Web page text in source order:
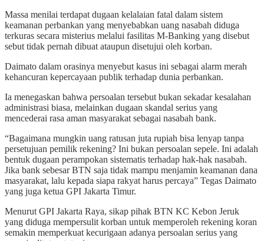
Massa menilai terdapat dugaan kelalaian fatal dalam sistem
keamanan perbankan yang menyebabkan uang nasabah diduga
terkuras secara misterius melalui fasilitas M-Banking yang disebut
sebut tidak pernah dibuat ataupun disetujui oleh korban.
Daimato dalam orasinya menyebut kasus ini sebagai alarm merah
kehancuran kepercayaan publik terhadap dunia perbankan.
Ia menegaskan bahwa persoalan tersebut bukan sekadar kesalahan
administrasi biasa, melainkan dugaan skandal serius yang
mencederai rasa aman masyarakat sebagai nasabah bank.
“Bagaimana mungkin uang ratusan juta rupiah bisa lenyap tanpa
persetujuan pemilik rekening? Ini bukan persoalan sepele. Ini adalah
bentuk dugaan perampokan sistematis terhadap hak-hak nasabah.
Jika bank sebesar BTN saja tidak mampu menjamin keamanan dana
masyarakat, lalu kepada siapa rakyat harus percaya” Tegas Daimato
yang juga ketua GPI Jakarta Timur.
Menurut GPI Jakarta Raya, sikap pihak BTN KC Kebon Jeruk
yang diduga mempersulit korban untuk memperoleh rekening koran
semakin memperkuat kecurigaan adanya persoalan serius yang